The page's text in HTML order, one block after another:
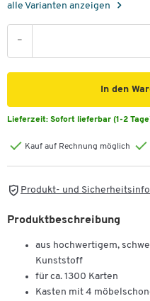
alle Varianten anzeigen
-
In den
Lieferzeit: Sofort lieferbar (1-2
Kauf auf Rechnung möglich
Produkt- und
Produktbeschreibung
aus hochwertigem,
Kunststoff
für ca. 1300 Karten
Kasten mit 4